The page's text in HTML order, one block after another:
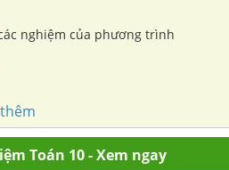
nghiệm của phương trình
Toán 10 - Xem ngay